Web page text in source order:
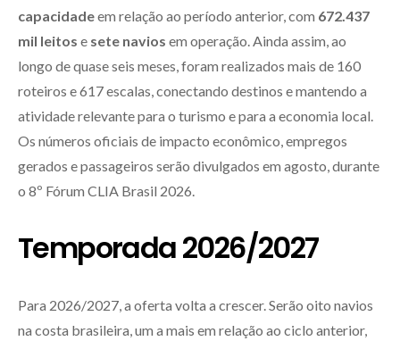
capacidadeem relação ao período anterior, com 672.437
mil leitos e sete navios em operação. Ainda assim, ao
longo de quase seis meses, foram realizados mais de 160
roteiros e 617 escalas, conectando destinos e mantendo a
atividade relevante para o turismo e para a economia local.
Os números oficiais de impacto econômico, empregos
gerados e passageiros serão divulgados em agosto, durante
o 8º Fórum CLIA Brasil 2026.
Temporada 2026/2027
Para 2026/2027, a oferta volta a crescer. Serão oito navios
na costa brasileira, um a mais em relação ao ciclo anterior,